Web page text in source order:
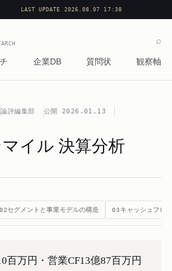
LAST UPDATE 2026.08.07 17:38
企業DB 質問状 観察軸
⌕
論評編集部 公開 2026.01.13
イル 決算分析
02セグメントと事業モデルの構造 03キャッシュフロ
百万円・営業CF13億87百万円